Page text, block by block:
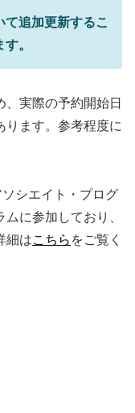
て追加更新するこ
。
実際の予約開始日
ります。参考程度に
シエイト・プログ
に参加しており、
細はこちら をご覧く